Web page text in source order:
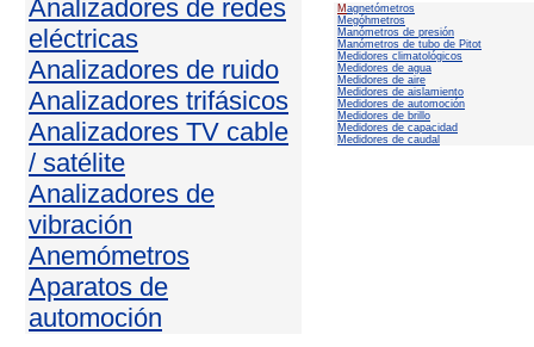
Analizadores de redes
eléctricas
Analizadores de ruido
Analizadores trifásicos
Analizadores TV cable
/ satélite
Analizadores de
vibración
Anemómetros
Aparatos de
automoción
M agnetómetros
Megóhmetros
Manómetros de presión
Manómetros de tubo de Pitot
Medidores climatológicos
Medidores de agua
Medidores de aire
Medidores de aislamiento
Medidores de automoción
Medidores de brillo
Medidores de capacidad
Medidores de caudal